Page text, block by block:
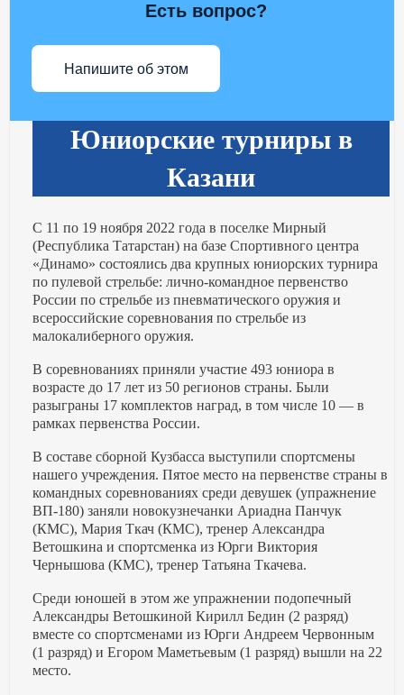
Есть вопрос?
Напишите об этом
Юниорские турниры в
Казани
С 11 по 19 ноября 2022 года в поселке Мирный
(Республика Татарстан) на базе Спортивного центра
«Динамо» состоялись два крупных юниорских турнира
по пулевой стрельбе: лично-командное первенство
России по стрельбе из пневматического оружия и
всероссийские соревнования по стрельбе из
малокалиберного оружия.
В соревнованиях приняли участие 493 юниора в
возрасте до 17 лет из 50 регионов страны. Были
разыграны 17 комплектов наград, в том числе 10 — в
рамках первенства России.
В составе сборной Кузбасса выступили спортсмены
нашего учреждения. Пятое место на первенстве страны в
командных соревнованиях среди девушек (упражнение
ВП-180) заняли новокузнечанки Ариадна Панчук
(КМС), Мария Ткач (КМС), тренер Александра
Ветошкина и спортсменка из Юрги Виктория
Чернышова (КМС), тренер Татьяна Ткачева.
Среди юношей в этом же упражнении подопечный
Александры Ветошкиной Кирилл Бедин (2 разряд)
вместе со спортсменами из Юрги Андреем Червонным
(1 разряд) и Егором Маметьевым (1 разряд) вышли на 22
место.